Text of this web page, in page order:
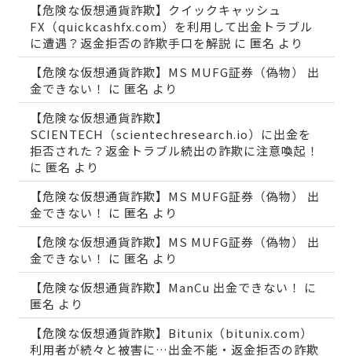
【危険な仮想通貨詐欺】クイックキャッシュ
FX（quickcashfx.com）を利用して出金トラブル
に遭遇？返金拒否の詐欺手口を解説 に 匿名 より
【危険な仮想通貨詐欺】MS MUFG証券（偽物） 出
金できない！
に 匿名 より
【危険な仮想通貨詐欺】
SCIENTECH（scientechresearch.io）に出金を
拒否された？返金トラブル続出の詐欺に注意喚起！
に 匿名 より
【危険な仮想通貨詐欺】MS MUFG証券（偽物） 出
金できない！
に 匿名 より
【危険な仮想通貨詐欺】MS MUFG証券（偽物） 出
金できない！
に 匿名 より
【危険な仮想通貨詐欺】ManCu 出金できない！
に
匿名 より
【危険な仮想通貨詐欺】Bitunix（bitunix.com）
利用者が続々と被害に…出金不能・返金拒否の詐欺